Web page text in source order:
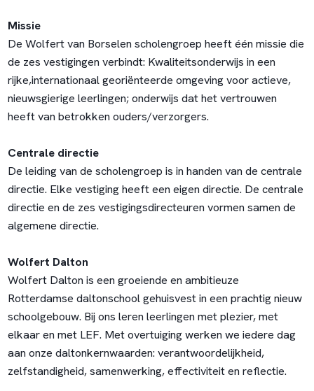
Missie
De Wolfert van Borselen scholengroep heeft één missie die
de zes vestigingen verbindt: Kwaliteitsonderwijs in een
rijke,internationaal georiënteerde omgeving voor actieve,
nieuwsgierige leerlingen; onderwijs dat het vertrouwen
heeft van betrokken ouders/verzorgers.
Centrale directie
De leiding van de scholengroep is in handen van de centrale
directie. Elke vestiging heeft een eigen directie. De centrale
directie en de zes vestigingsdirecteuren vormen samen de
algemene directie.
Wolfert Dalton
Wolfert Dalton is een groeiende en ambitieuze
Rotterdamse daltonschool gehuisvest in een prachtig nieuw
schoolgebouw. Bij ons leren leerlingen met plezier, met
elkaar en met LEF. Met overtuiging werken we iedere dag
aan onze daltonkernwaarden: verantwoordelijkheid,
zelfstandigheid, samenwerking, effectiviteit en reflectie.